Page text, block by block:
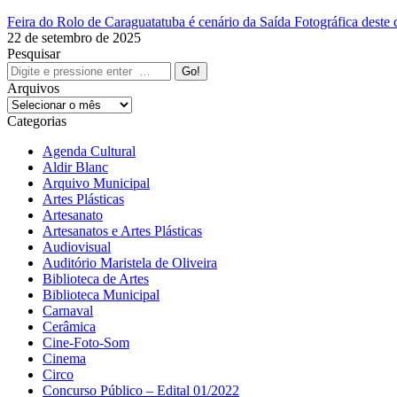
Feira do Rolo de Caraguatatuba é cenário da Saída Fotográfica deste
22 de setembro de 2025
Pesquisar
Search:
Arquivos
Arquivos
Categorias
Agenda Cultural
Aldir Blanc
Arquivo Municipal
Artes Plásticas
Artesanato
Artesanatos e Artes Plásticas
Audiovisual
Auditório Maristela de Oliveira
Biblioteca de Artes
Biblioteca Municipal
Carnaval
Cerâmica
Cine-Foto-Som
Cinema
Circo
Concurso Público – Edital 01/2022